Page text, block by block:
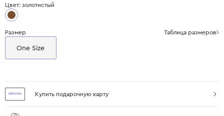
Цвет: золотистый
Размер Таблица размеров
One Size
Купить подарочную карту